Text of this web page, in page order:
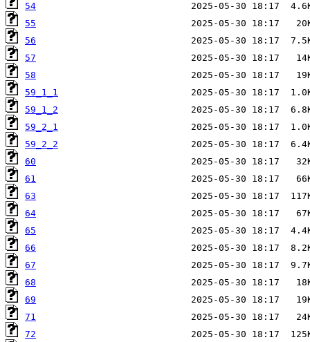
54
55
56
57
58
59_1_1
59_1_2
59_2_1
59_2_2
60
61
63
64
65
66
67
68
69
71
72